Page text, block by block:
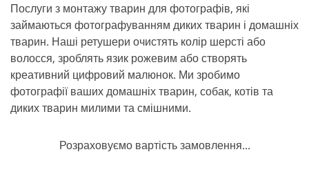
Послуги з монтажу тварин для фотографів, які
займаються фотографуванням диких тварин і домашніх
тварин. Наші ретушери очистять колір шерсті або
волосся, зроблять язик рожевим або створять
креативний цифровий малюнок. Ми зробимо
фотографії ваших домашніх тварин, собак, котів та
диких тварин милими та смішними.
Розраховуємо вартість замовлення...